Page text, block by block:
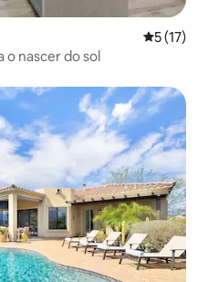
5 de uma
5 (17)
o nascer do sol